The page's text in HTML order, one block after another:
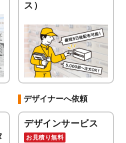
ス）
デザイナーへ依頼
デザインサービス
お見積り無料